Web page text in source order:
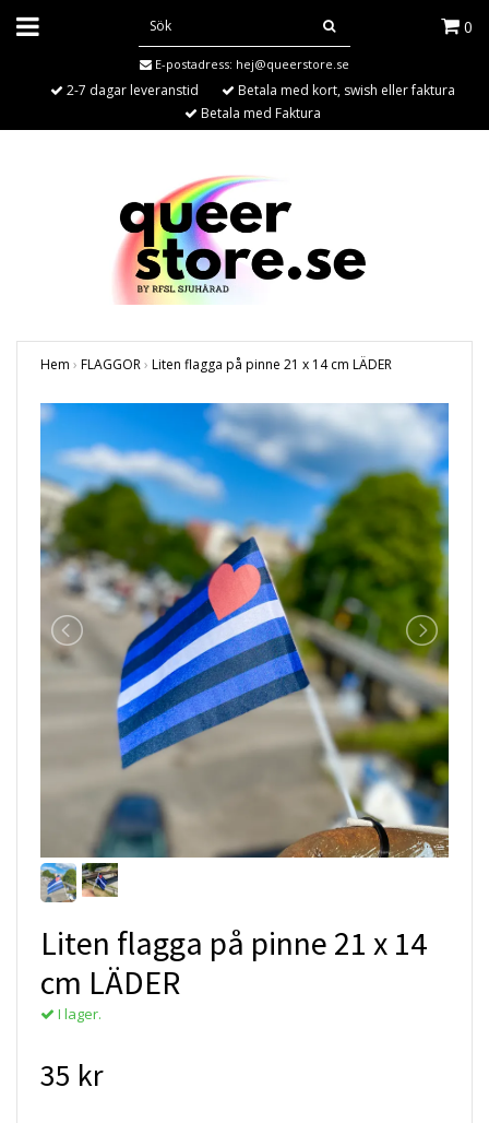
0
E-postadress: hej@queerstore.se
2-7 dagar leveranstid
Betala med kort, swish eller faktura
Betala med Faktura
Hem › FLAGGOR› Liten flagga på pinne 21 x 14 cm LÄDER
Liten flagga på pinne 21 x 14
cm LÄDER
I lager.
35 kr